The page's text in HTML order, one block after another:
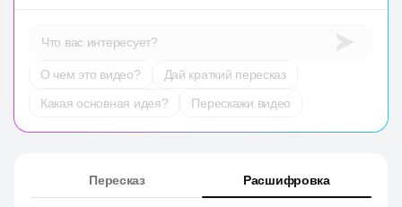
Что вас интересует?
О чем это видео?
Дай краткий пересказ
Какая основная идея?
Перескажи видео
Пересказ Расшифровка